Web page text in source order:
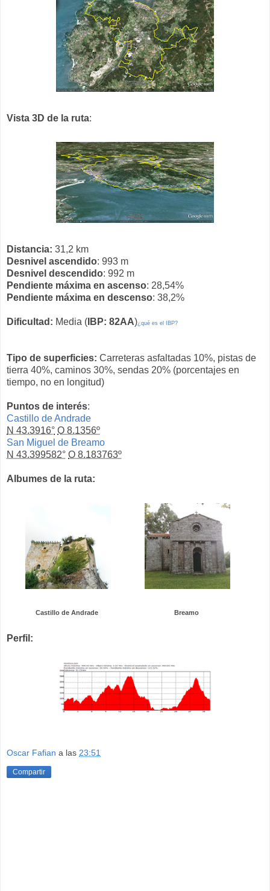
Vista 3D de la ruta:
Distancia: 31,2 km
Desnivel ascendido: 993 m
Desnivel descendido: 992 m
Pendiente máxima en ascenso: 28,54%
Pendiente máxima en descenso: 38,2%
Dificultad: Media ( IBP: 82AA)¿qué es el IBP?
Tipo de superficies: Carreteras asfaltadas 10%, pistas de
tierra 40%, caminos 30%, sendas 20% (porcentajes en
tiempo, no en longitud)
Puntos de interés:
Castillo de Andrade
N 43.3916° O 8.1356º
San Miguel de Breamo
N 43.399582° O 8.183763º
Albumes de la ruta:
Castillo de Andrade Breamo
Perfil:
Oscar Fafian a las 23:51
Compartir